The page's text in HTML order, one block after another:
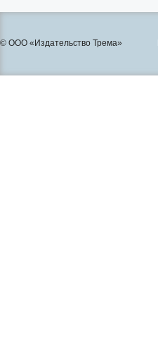
© ООО «Издательство Трема»